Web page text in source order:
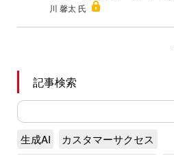
川 馨太 氏
記事検索
生成AI
カスタマーサクセス